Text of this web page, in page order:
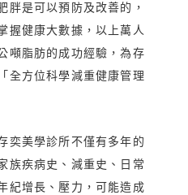
胖是可以預防及改善的，
握健康大數據，以上萬人
噸脂肪的成功經驗，為存
全方位科學減重健康管理
奕美學診所不僅有多年的
族疾病史、減重史、日常
紀增長、壓力，可能造成